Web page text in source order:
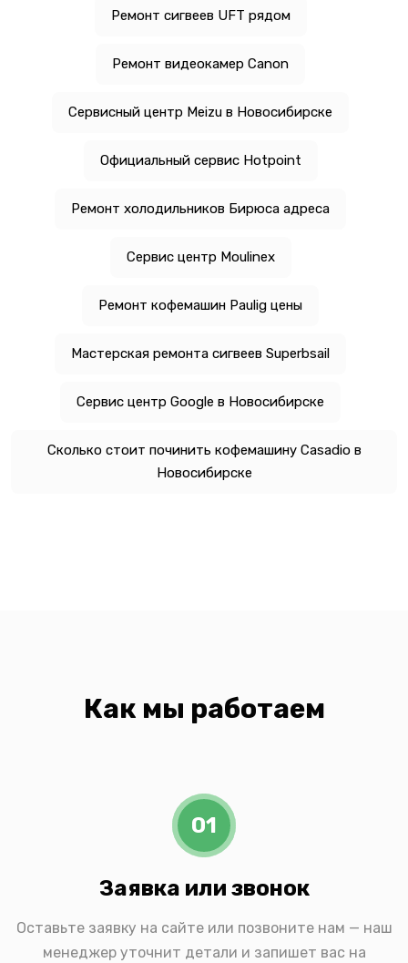
Ремонт сигвеев UFT рядом
Ремонт видеокамер Canon
Сервисный центр Meizu в Новосибирске
Официальный сервис Hotpoint
Ремонт холодильников Бирюса адреса
Сервис центр Moulinex
Ремонт кофемашин Paulig цены
Мастерская ремонта сигвеев Superbsail
Сервис центр Google в Новосибирске
Сколько стоит починить кофемашину Casadio в
Новосибирске
Как мы работаем
01
Заявка или звонок
Оставьте заявку на сайте или позвоните нам — наш
менеджер уточнит детали и запишет вас на